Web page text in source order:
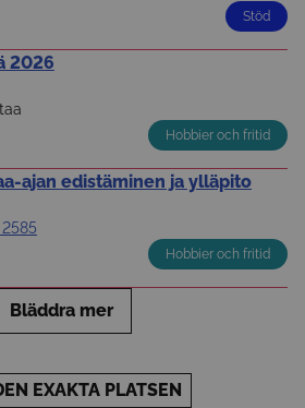
Stöd
2026
Hobbier och fritid
ajan edistäminen ja ylläpito
Hobbier och fritid
Bläddra mer
EXAKTA PLATSEN